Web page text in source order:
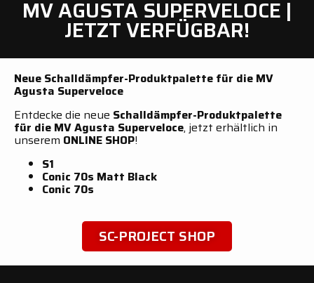
MV AGUSTA SUPERVELOCE |
JETZT VERFÜGBAR!
Neue Schalldämpfer-Produktpalette für die MV
Agusta Superveloce
Entdecke die neue Schalldämpfer-Produktpalette
für die MV Agusta Superveloce, jetzt erhältlich in
unserem ONLINE SHOP!
S1
Conic 70s Matt Black
Conic 70s
SC-PROJECT SHOP